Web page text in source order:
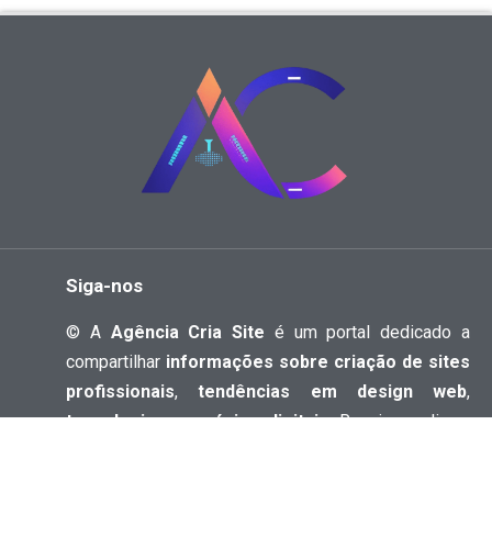
Siga-nos
© A Agência Cria Site é um portal dedicado a
compartilhar informações sobre criação de sites
profissionais,tendências em design web,
tecnologiaenegócios digitais. Reunimos dicas,